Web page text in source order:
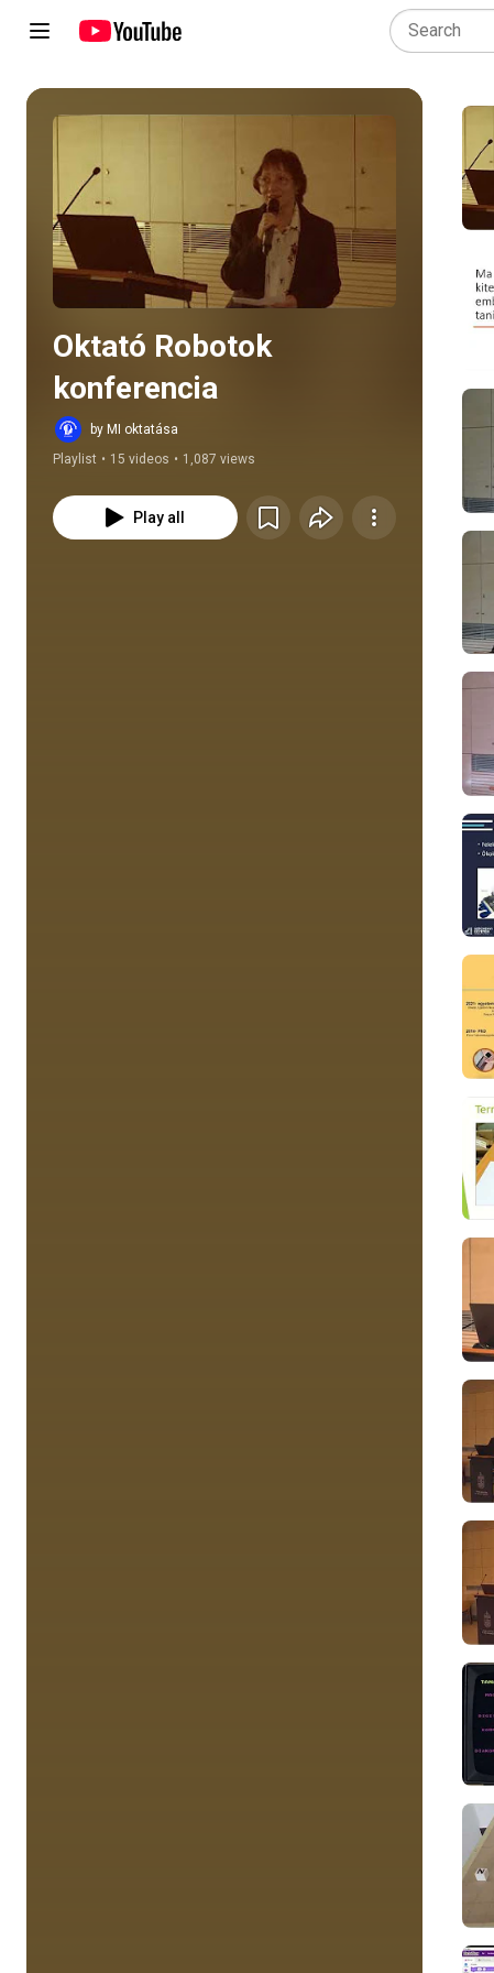
Play all
Oktató Robotok
konferencia
by MI oktatása
Playlist • 15 videos • 1,087 views
Play all